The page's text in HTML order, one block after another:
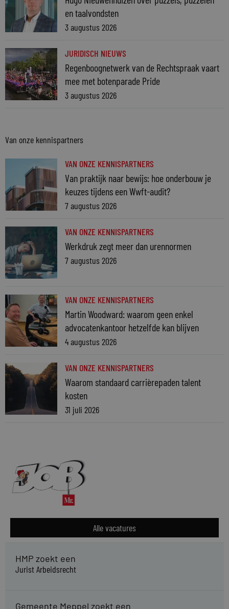
en taalvondsten
3 augustus 2026
JURIDISCH NIEUWS
Regenboognetwerk van de Rechtspraak vaart
mee met botenparade Pride
3 augustus 2026
Van onze kennispartners
VAN ONZE KENNISPARTNERS
Van praktijk naar bewijs: hoe onderbouw je
keuzes tijdens een Wwft-audit?
7 augustus 2026
VAN ONZE KENNISPARTNERS
Werkdruk zegt meer dan urennormen
7 augustus 2026
VAN ONZE KENNISPARTNERS
Martin Woodward: waarom geen enkel
advocatenkantoor hetzelfde kan blijven
4 augustus 2026
VAN ONZE KENNISPARTNERS
Waarom standaard carrièrepaden talent
kosten
31 juli 2026
Alle vacatures
HMP zoekt een
Jurist Arbeidsrecht
Gemeente Meppel zoekt een